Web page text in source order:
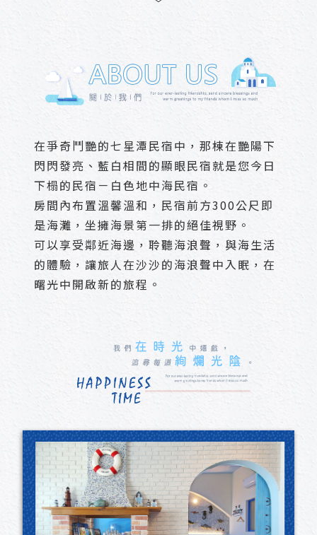
在爭奇鬥艷的七星潭民宿中，那棟在艷陽下
閃閃發亮、藍白相間的顯眼民宿就是您今日
下榻的民宿－白色地中海民宿。
房間內布置溫馨溫和，民宿前方300公尺即
是海灘，坐擁海景第一排的絕佳視野。
可以享受鄰近海邊，聆聽海浪聲，與海生活
的體驗，讓旅人在沙沙的海浪聲中入眠，在
曙光中開啟新的旅程。